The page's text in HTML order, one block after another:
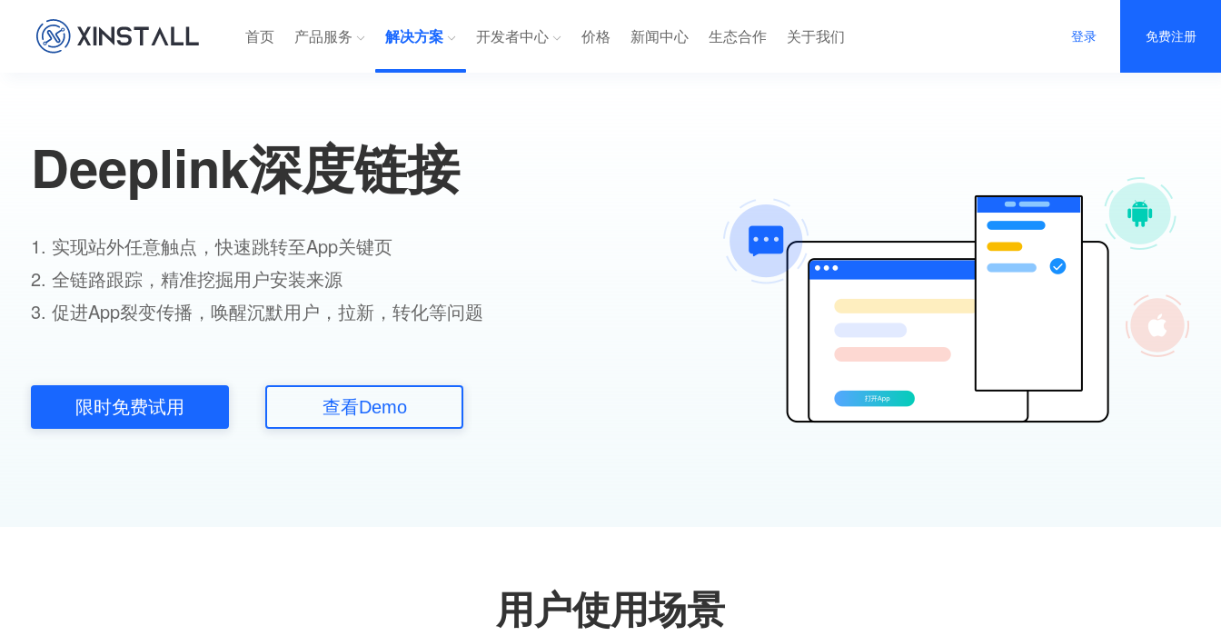
首页 产品服务 解决方案 开发者中心 价格 新闻中心 生态合作 关于我们 登录 免费注册
Deeplink深度链接
1. 实现站外任意触点，快速跳转至App关键页
2. 全链路跟踪，精准挖掘用户安装来源
3. 促进App裂变传播，唤醒沉默用户，拉新，转化等问题
限时免费试用 查看Demo
用户使用场景